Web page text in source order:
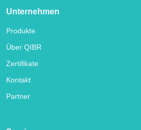
Unternehmen
Produkte
Über QIBR
Zertifikate
Kontakt
Partner